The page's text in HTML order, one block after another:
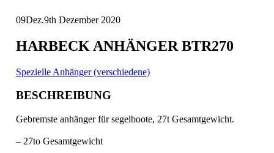
09Dez.9th Dezember 2020
HARBECK ANHÄNGER BTR270
Spezielle Anhänger (verschiedene)
BESCHREIBUNG
Gebremste anhänger für segelboote, 27t Gesamtgewicht.
– 27to Gesamtgewicht